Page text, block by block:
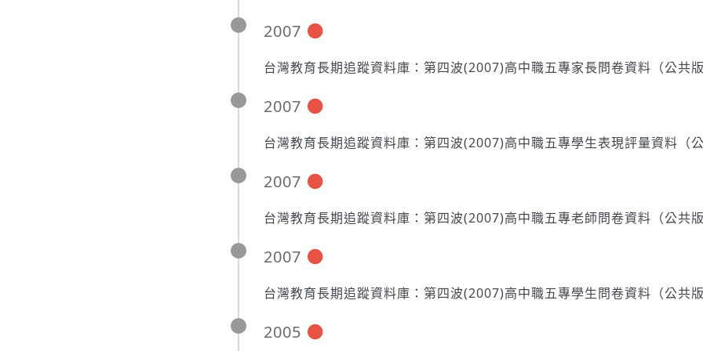
2007
台灣教育長期追蹤資料庫：第四波(2007)高中職五專家長問卷資料（公共版
2007
台灣教育長期追蹤資料庫：第四波(2007)高中職五專學生表現評量資料（公
2007
台灣教育長期追蹤資料庫：第四波(2007)高中職五專老師問卷資料（公共版
2007
台灣教育長期追蹤資料庫：第四波(2007)高中職五專學生問卷資料（公共版
2005